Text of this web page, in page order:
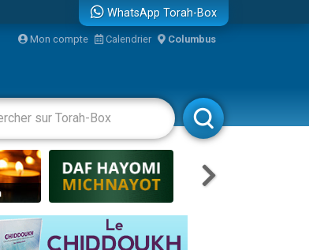
WhatsApp Torah-Box
Mon compte Calendrier Columbus
Livres Rabbanim